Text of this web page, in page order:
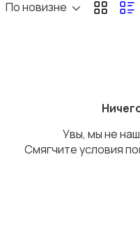
По новизне
Увы, мы не
Смягчите условия